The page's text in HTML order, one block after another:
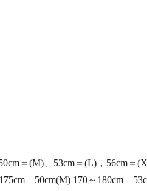
＝(M)、53cm＝(L)，56cm＝
50cm(M) 170～180cm